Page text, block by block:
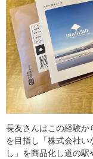
長友さんはこの経験か
を目指し「株式会社
し」を商品化し道の